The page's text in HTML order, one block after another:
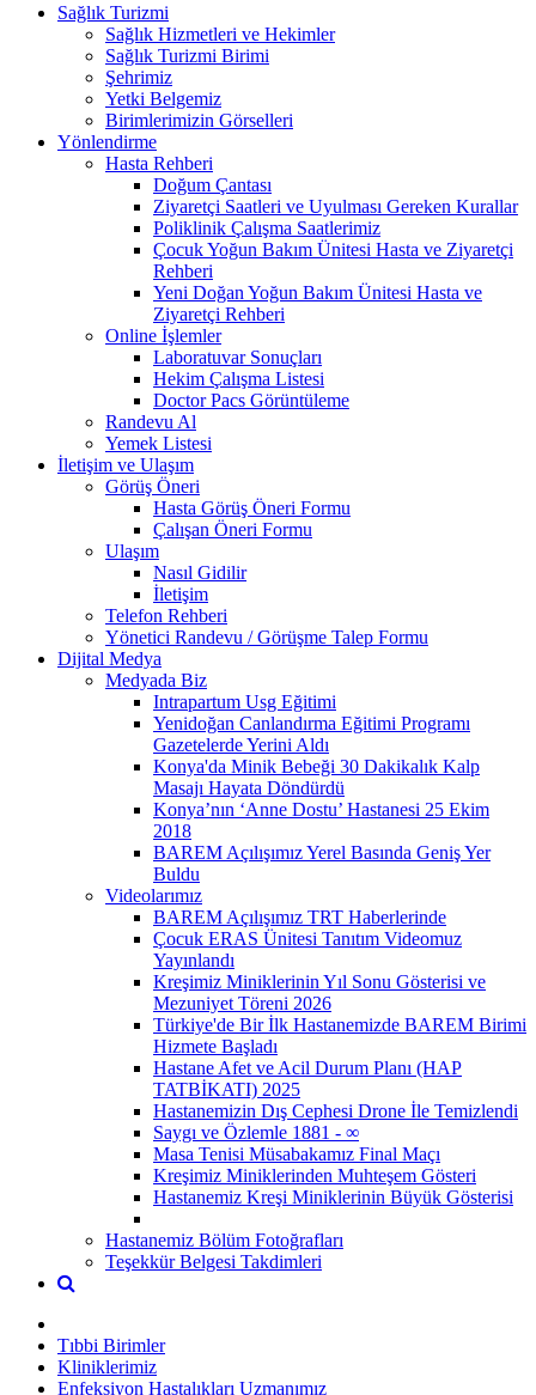
Sağlık Turizmi
Sağlık Hizmetleri ve Hekimler
Sağlık Turizmi Birimi
Şehrimiz
Yetki Belgemiz
Birimlerimizin Görselleri
Yönlendirme
Hasta Rehberi
Doğum Çantası
Ziyaretçi Saatleri ve Uyulması Gereken Kurallar
Poliklinik Çalışma Saatlerimiz
Çocuk Yoğun Bakım Ünitesi Hasta ve Ziyaretçi
Rehberi
Yeni Doğan Yoğun Bakım Ünitesi Hasta ve
Ziyaretçi Rehberi
Online İşlemler
Laboratuvar Sonuçları
Hekim Çalışma Listesi
Doctor Pacs Görüntüleme
Randevu Al
Yemek Listesi
İletişim ve Ulaşım
Görüş Öneri
Hasta Görüş Öneri Formu
Çalışan Öneri Formu
Ulaşım
Nasıl Gidilir
İletişim
Telefon Rehberi
Yönetici Randevu / Görüşme Talep Formu
Dijital Medya
Medyada Biz
Intrapartum Usg Eğitimi
Yenidoğan Canlandırma Eğitimi Programı
Gazetelerde Yerini Aldı
Konya'da Minik Bebeği 30 Dakikalık Kalp
Masajı Hayata Döndürdü
Konya’nın ‘Anne Dostu’ Hastanesi 25 Ekim
2018
BAREM Açılışımız Yerel Basında Geniş Yer
Buldu
Videolarımız
BAREM Açılışımız TRT Haberlerinde
Çocuk ERAS Ünitesi Tanıtım Videomuz
Yayınlandı
Kreşimiz Miniklerinin Yıl Sonu Gösterisi ve
Mezuniyet Töreni 2026
Türkiye'de Bir İlk Hastanemizde BAREM Birimi
Hizmete Başladı
Hastane Afet ve Acil Durum Planı (HAP
TATBİKATI) 2025
Hastanemizin Dış Cephesi Drone İle Temizlendi
Saygı ve Özlemle 1881 - ∞
Masa Tenisi Müsabakamız Final Maçı
Kreşimiz Miniklerinden Muhteşem Gösteri
Hastanemiz Kreşi Miniklerinin Büyük Gösterisi
Hastanemiz Bölüm Fotoğrafları
Teşekkür Belgesi Takdimleri
Tıbbi Birimler
Kliniklerimiz
Enfeksiyon Hastalıkları Uzmanımız